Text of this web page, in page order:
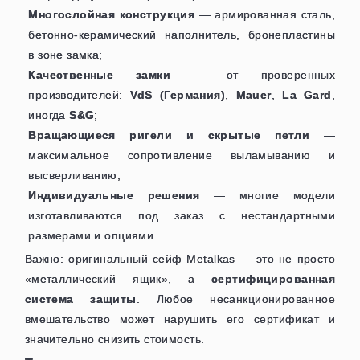
Многослойная конструкция — армированная сталь,
бетонно-керамический наполнитель, бронепластины
в зоне замка;
Качественные замки — от проверенных
производителей: VdS (Германия) Mauer,La Gard
иногдаS&G;
Вращающиеся ригели и скрытые петли —
максимальное сопротивление выламыванию и
высверливанию;
Индивидуальные решения — многие модели
изготавливаются под заказ с нестандартными
размерами и опциями.
Важно: оригинальный сейф Metalkas — это не просто
«металлический ящик», асертифицированная
система защиты
. Любое несанкционированное
вмешательство может нарушить его сертификат и
значительно снизить стоимость.